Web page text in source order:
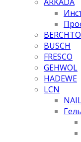
BUSCH
FRESCO
GEHWOL
HADEWE
LCN